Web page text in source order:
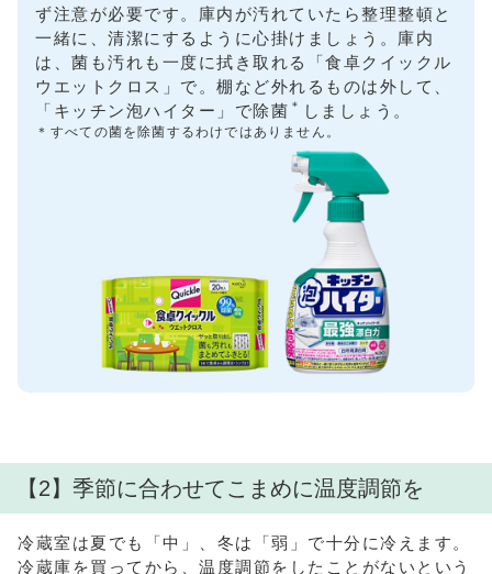
ず注意が必要です。庫内が汚れていたら整理整頓と
一緒に、清潔にするように心掛けましょう。庫内
は、菌も汚れも一度に拭き取れる「食卓クイックル
ウエットクロス」で。棚など外れるものは外して、
「キッチン泡ハイター」で除菌 ＊ しましょう。
＊ すべての菌を除菌するわけではありません。
【2】季節に合わせてこまめに温度調節を
冷蔵室は夏でも「中」、冬は「弱」で十分に冷えます。
冷蔵庫を買ってから、温度調節をしたことがないという